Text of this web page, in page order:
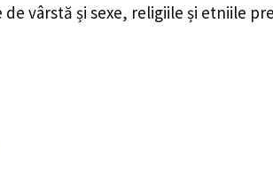
vârstă și sexe, religiile și etniile